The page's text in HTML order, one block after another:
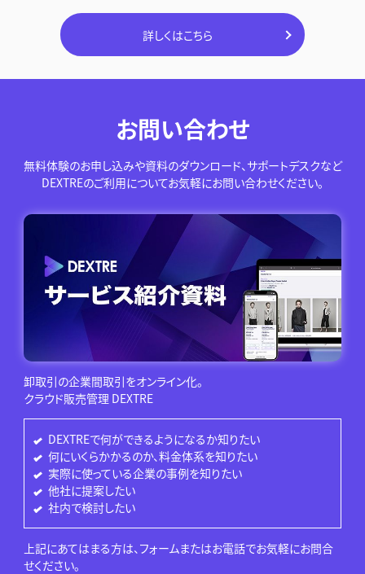
詳しくはこちら
お問い合わせ
無料体験のお申し込みや資料のダウンロード、サポートデスクなど
DEXTREのご利用についてお気軽にお問い合わせください。
卸取引の企業間取引をオンライン化。
クラウド販売管理 DEXTRE
DEXTREで何ができるようになるか知りたい
何にいくらかかるのか、料金体系を知りたい
実際に使っている企業の事例を知りたい
他社に提案したい
社内で検討したい
上記にあてはまる方は、フォームまたはお電話でお気軽にお問合
せください。